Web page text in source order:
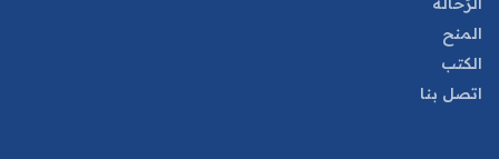
المنح
الكتب
اتصل بنا